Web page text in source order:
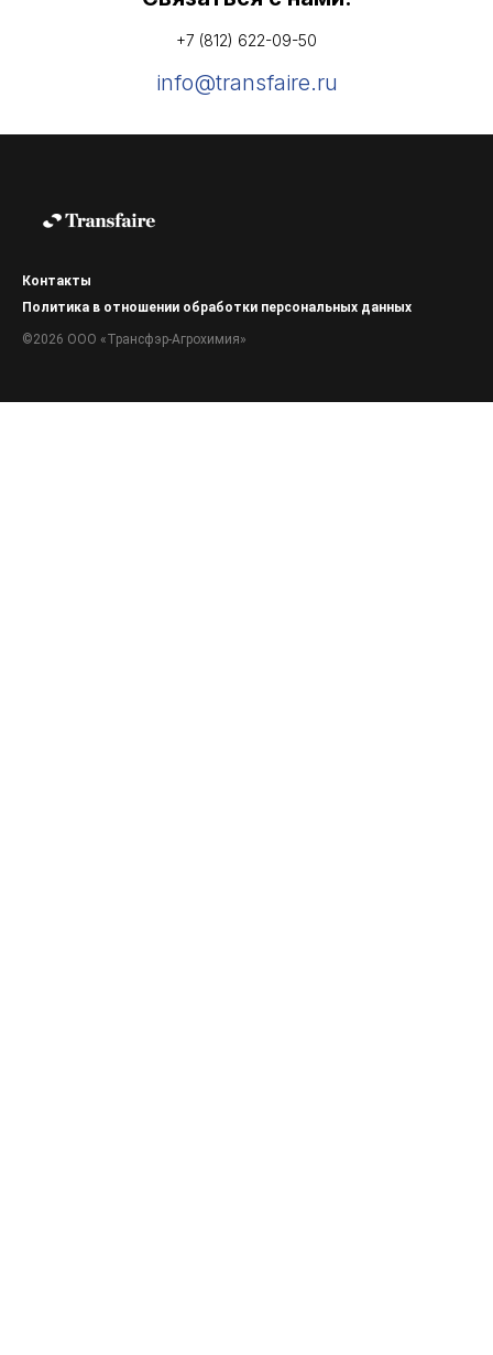
+7 (812) 622-09-50
info@transfaire.ru
Контакты
Политика в отношении обработки персональных данных
©2026 ООО «Трансфэр-Агрохимия»